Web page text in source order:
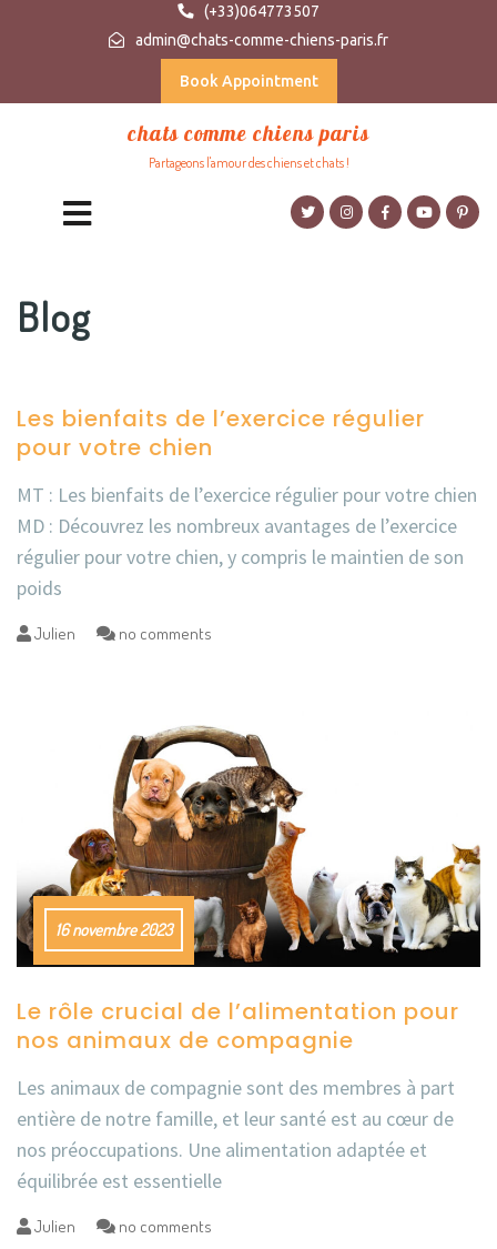
(+33)064773507
admin@chats-comme-chiens-paris.fr
Book Appointment
chats comme chiens paris
Partageons l'amour des chiens et chats !
Blog
Les bienfaits de l’exercice régulier
pour votre chien
MT : Les bienfaits de l’exercice régulier pour votre chien
MD : Découvrez les nombreux avantages de l’exercice
régulier pour votre chien, y compris le maintien de son
poids
Julien no comments
16 novembre 2023
Le rôle crucial de l’alimentation pour
nos animaux de compagnie
Les animaux de compagnie sont des membres à part
entière de notre famille, et leur santé est au cœur de
nos préoccupations. Une alimentation adaptée et
équilibrée est essentielle
Julien no comments